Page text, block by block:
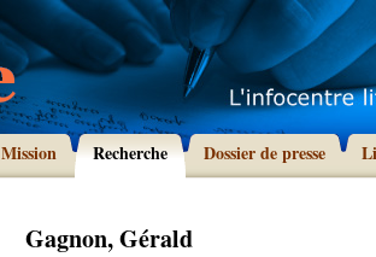
Mission Recherche Dossier de presse
Gagnon, Gérald